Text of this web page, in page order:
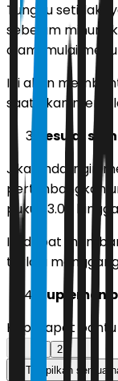
Tunggu
sebelum minum
alami mulai
Ini akan
saat akan
Lesu di
Jika Anda ingin
pertimbangkan
pukul 13.00
Ini dapat
terlalu
Suplemen
Kopi dapat
2
Tampilkan semua